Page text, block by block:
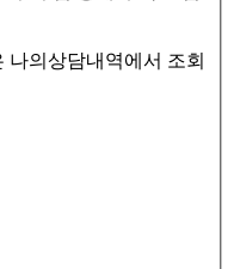
나의상담내역에서 조회